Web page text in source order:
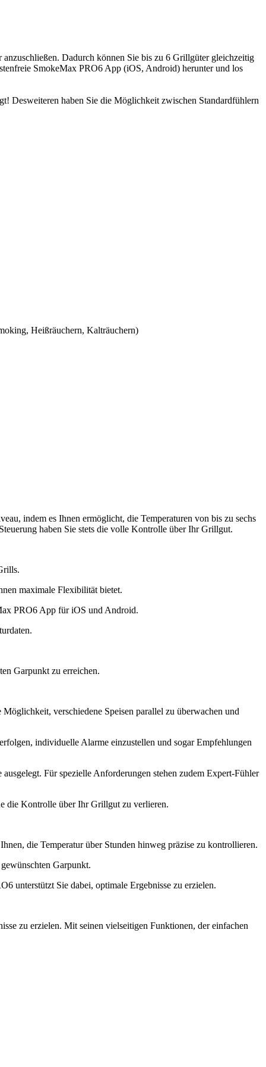
Dadurch können Sie bis zu 6 Grillgüter gleichzeitig
SmokeMax PRO6 App (iOS, Android) herunter und los
Desweiteren haben Sie die Möglichkeit zwischen Standardfühlern
Heißräuchern, Kalträuchern)
indem es Ihnen ermöglicht, die Temperaturen von bis zu sechs
haben Sie stets die volle Kontrolle über Ihr Grillgut.​
maximale Flexibilität bietet.​
PRO6 App für iOS und Android.
Garpunkt zu erreichen.​
verschiedene Speisen parallel zu überwachen und
individuelle Alarme einzustellen und sogar Empfehlungen
Für spezielle Anforderungen stehen zudem Expert-Fühler
die Kontrolle über Ihr Grillgut zu verlieren.​
die Temperatur über Stunden hinweg präzise zu kontrollieren.​
Garpunkt.​
unterstützt Sie dabei, optimale Ergebnisse zu erzielen.​
zu erzielen. Mit seinen vielseitigen Funktionen, der einfachen